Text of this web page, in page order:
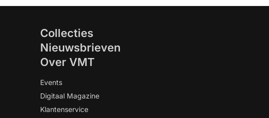
Collecties
Nieuwsbrieven
Over VMT
Events
Digitaal Magazine
Klantenservice